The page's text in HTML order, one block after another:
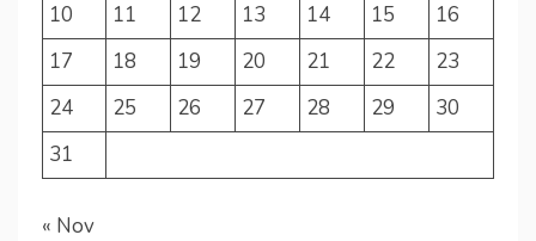
10
11 12 13 14 15
16
17
18 19 20 21 22
23
24
25 26 27 28 29
30
31
« Nov